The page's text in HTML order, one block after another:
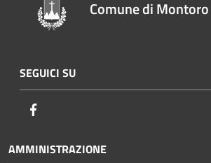
Comune di Montoro
SEGUICI SU
AMMINISTRAZIONE